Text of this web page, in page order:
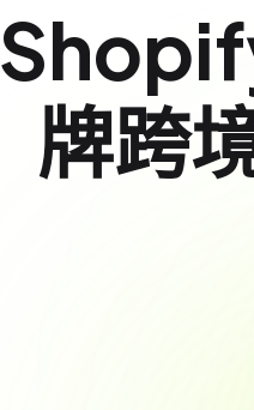
牌跨